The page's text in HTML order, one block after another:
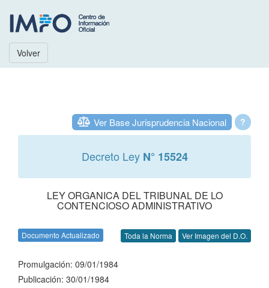
Volver
?
Ver Base Jurisprudencia Nacional
Decreto Ley N° 15524
LEY ORGANICA DEL TRIBUNAL DE LO
CONTENCIOSO ADMINISTRATIVO
Documento Actualizado Toda la Norma Ver Imagen del D.O.
Promulgación: 09/01/1984
Publicación: 30/01/1984